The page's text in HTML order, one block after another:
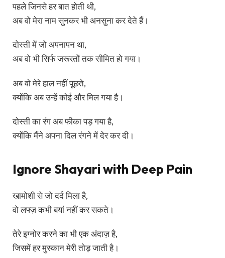
पहले जिनसे हर बात होती थी,
अब वो मेरा नाम सुनकर भी अनसुना कर देते हैं।
दोस्ती में जो अपनापन था,
अब वो भी सिर्फ जरूरतों तक सीमित हो गया।
अब वो मेरे हाल नहीं पूछते,
क्योंकि अब उन्हें कोई और मिल गया है।
दोस्ती का रंग अब फीका पड़ गया है,
क्योंकि मैंने अपना दिल रंगने में देर कर दी।
Ignore Shayari with Deep Pain
खामोशी से जो दर्द मिला है,
वो लफ्ज़ कभी बयां नहीं कर सकते।
तेरे इग्नोर करने का भी एक अंदाज़ है,
जिसमें हर मुस्कान मेरी तोड़ जाती है।